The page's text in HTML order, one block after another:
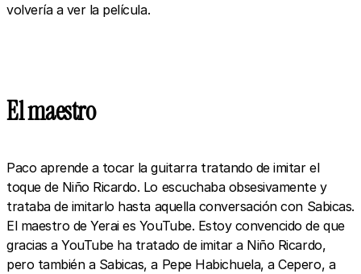
volvería a ver la película.
El maestro
Paco aprende a tocar la guitarra tratando de imitar el
toque de Niño Ricardo. Lo escuchaba obsesivamente y
trataba de imitarlo hasta aquella conversación con Sabicas.
El maestro de Yerai es YouTube. Estoy convencido de que
gracias a YouTube ha tratado de imitar a Niño Ricardo,
pero también a Sabicas, a Pepe Habichuela, a Cepero, a